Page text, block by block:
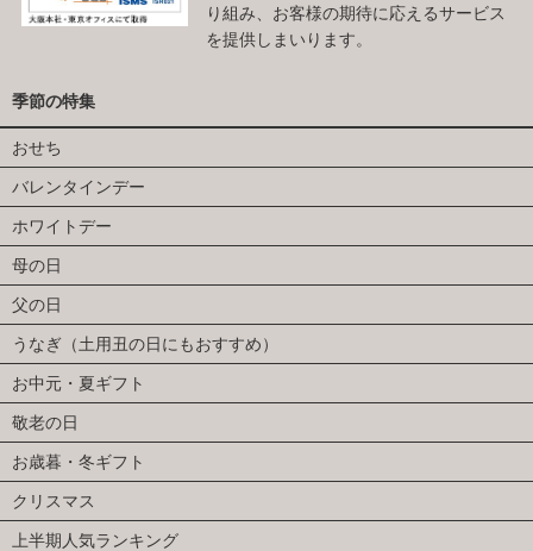
り組み、お客様の期待に応えるサービス
を提供しまいります。
季節の特集
おせち
バレンタインデー
ホワイトデー
母の日
父の日
うなぎ（土用丑の日にもおすすめ）
お中元・夏ギフト
敬老の日
お歳暮・冬ギフト
クリスマス
上半期人気ランキング